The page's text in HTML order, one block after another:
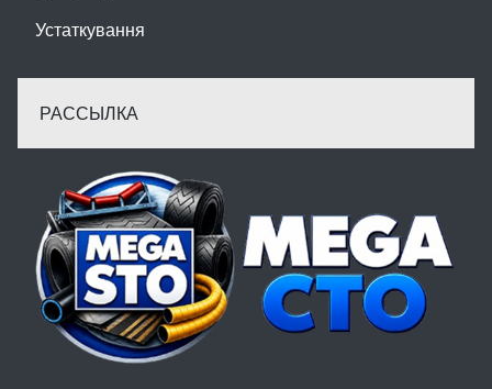
Устаткування
РАССЫЛКА